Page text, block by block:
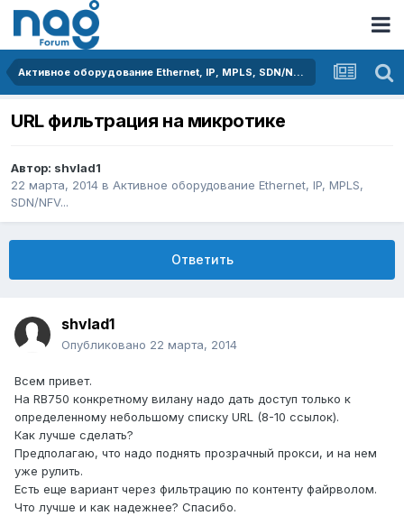
Активное оборудование Ethernet, IP, MPLS, SDN/NFV...
URL фильтрация на микротике
Автор: shvlad1
22 марта, 2014 в Активное оборудование Ethernet, IP, MPLS,
SDN/NFV...
Ответить
shvlad1
Опубликовано 22 марта, 2014
Всем привет.
На RB750 конкретному вилану надо дать доступ только к
определенному небольшому списку URL (8-10 ссылок).
Как лучше сделать?
Предполагаю, что надо поднять прозрачный прокси, и на нем
уже рулить.
Есть еще вариант через фильтрацию по контенту файрволом.
Что лучше и как надежнее? Спасибо.